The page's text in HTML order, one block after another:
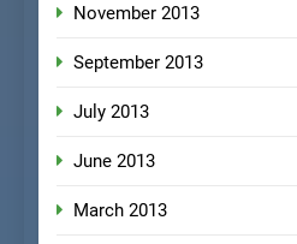
November 2013
September 2013
July 2013
June 2013
March 2013